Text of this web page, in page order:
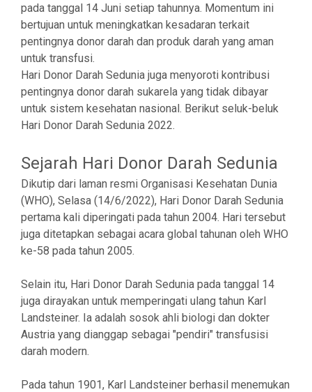
pada tanggal 14 Juni setiap tahunnya. Momentum ini
bertujuan untuk meningkatkan kesadaran terkait
pentingnya donor darah dan produk darah yang aman
untuk transfusi.
Hari Donor Darah Sedunia juga menyoroti kontribusi
pentingnya donor darah sukarela yang tidak dibayar
untuk sistem kesehatan nasional. Berikut seluk-beluk
Hari Donor Darah Sedunia 2022.
Sejarah Hari Donor Darah Sedunia
Dikutip dari laman resmi Organisasi Kesehatan Dunia
(WHO), Selasa (14/6/2022), Hari Donor Darah Sedunia
pertama kali diperingati pada tahun 2004. Hari tersebut
juga ditetapkan sebagai acara global tahunan oleh WHO
ke-58 pada tahun 2005.
Selain itu, Hari Donor Darah Sedunia pada tanggal 14
juga dirayakan untuk memperingati ulang tahun Karl
Landsteiner. Ia adalah sosok ahli biologi dan dokter
Austria yang dianggap sebagai "pendiri" transfusisi
darah modern.
Pada tahun 1901, Karl Landsteiner berhasil menemukan